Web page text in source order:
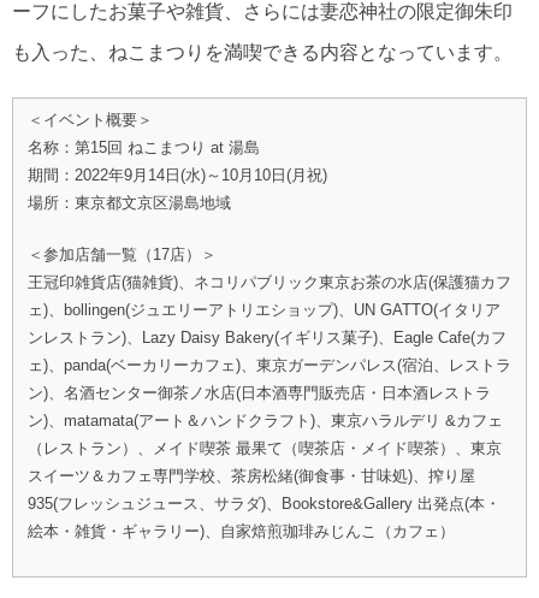
ーフにしたお菓子や雑貨、さらには妻恋神社の限定御朱印
も入った、ねこまつりを満喫できる内容となっています。
＜イベント概要＞
名称：第15回 ねこまつり at 湯島
期間：2022年9月14日(水)～10月10日(月祝)
場所：東京都文京区湯島地域
＜参加店舗一覧（17店）＞
王冠印雑貨店(猫雑貨)、ネコリパブリック東京お茶の水店(保護猫カフ
ェ)、bollingen(ジュエリーアトリエショップ)、UN GATTO(イタリア
ンレストラン)、Lazy Daisy Bakery(イギリス菓子)、Eagle Cafe(カフ
ェ)、panda(ベーカリーカフェ)、東京ガーデンパレス(宿泊、レストラ
ン)、名酒センター御茶ノ水店(日本酒専門販売店・日本酒レストラ
ン)、matamata(アート＆ハンドクラフト)、東京ハラルデリ &カフェ
（レストラン）、メイド喫茶 最果て（喫茶店・メイド喫茶）、東京
スイーツ＆カフェ専門学校、茶房松緒(御食事・甘味処)、搾り屋
935(フレッシュジュース、サラダ)、Bookstore&Gallery 出発点(本・
絵本・雑貨・ギャラリー)、自家焙煎珈琲みじんこ（カフェ）